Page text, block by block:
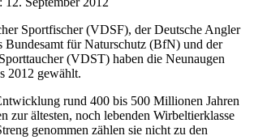
Sportfischer (VDSF), der Deutsche Angler
Bundesamt für Naturschutz (BfN) und der
(VDST) haben die Neunaugen
2012 gewählt.
rund 400 bis 500 Millionen Jahren
zur ältesten, noch lebenden Wirbeltierklasse
genommen zählen sie nicht zu den